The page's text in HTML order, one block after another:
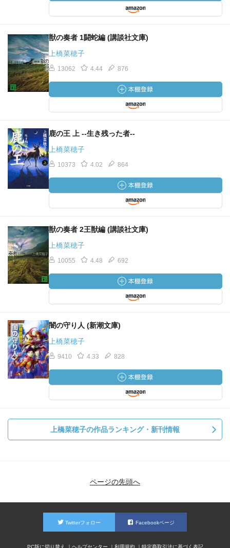
獣の奏者 1闘蛇編 (講談社文庫)
上橋菜穂子
13062 4.44 876
鹿の王 上 ‐‐生き残った者‐‐
上橋菜穂子
10373 4.02 864
獣の奏者 2王獣編 (講談社文庫)
上橋菜穂子
10055 4.48 692
闇の守り人 (新潮文庫)
上橋菜穂子
9410 4.33 828
上橋菜穂子の作品ランキング・新刊情報
ページの先頭へ
Twitterフォロー Facebookページ
PC版に切り替え ヘルプセンター 利用規約 特定商取引法に基づく表記